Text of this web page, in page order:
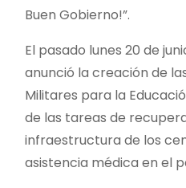
Buen Gobierno!”.
El pasado lunes 20 de
anunció la creación de
Militares para la
de las tareas de
infraestructura de los
asistencia médica en el